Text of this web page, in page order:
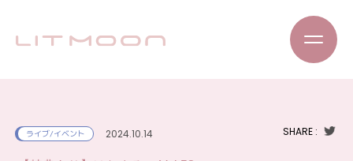
ライブ/イベント 2024.10.14 SHARE :